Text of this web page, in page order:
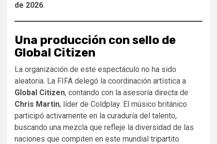
de 2026.
Una producción con sello de
Global Citizen
La organización de este espectáculo no ha sido
aleatoria. La FIFA delegó la coordinación artística a
Global Citizen, contando con la asesoría directa de
Chris Martin, líder de Coldplay. El músico británico
participó activamente en la curaduría del talento,
buscando una mezcla que refleje la diversidad de las
naciones que compiten en este mundial tripartito